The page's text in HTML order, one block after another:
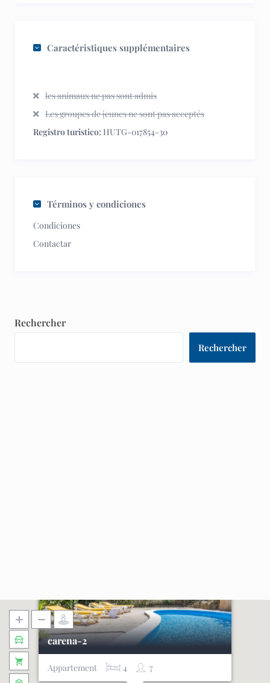
Caractéristiques supplémentaires
les animaux ne pas sont admis
Les groupes de jeunes ne sont pas acceptés
Registro turistico: HUTG-017854-30
Términos y condiciones
Condiciones
Contactar
Rechercher
Rechercher
carena-2
Appartement 7
4